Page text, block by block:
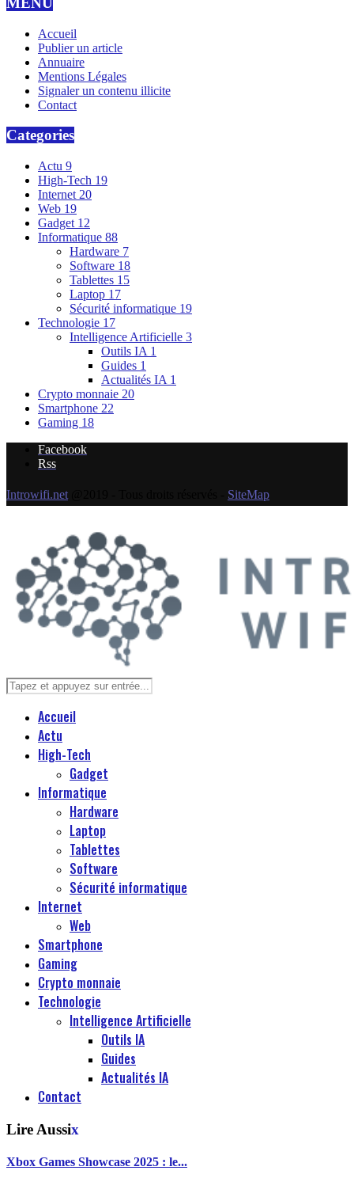
Accueil
Publier un article
Annuaire
Mentions Légales
Signaler un contenu illicite
Contact
Categories
Actu 9
High-Tech 19
Internet 20
Web 19
Gadget 12
Informatique 88
Hardware 7
Software 18
Tablettes 15
Laptop 17
Sécurité informatique 19
Technologie 17
Intelligence Artificielle 3
Outils IA 1
Guides 1
Actualités IA 1
Crypto monnaie 20
Smartphone 22
Gaming 18
Facebook
Rss
Introwifi.net SiteMap
Accueil
Actu
High-Tech
Gadget
Informatique
Hardware
Laptop
Tablettes
Software
Sécurité informatique
Internet
Web
Smartphone
Gaming
Crypto monnaie
Technologie
Intelligence Artificielle
Outils IA
Guides
Actualités IA
Contact
Lire Aussix
Xbox Games Showcase 2025 : le...